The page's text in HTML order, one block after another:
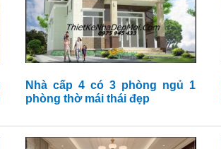
Nhà cấp 4 có 3 phòng ngủ 1
phòng thờ mái thái đẹp